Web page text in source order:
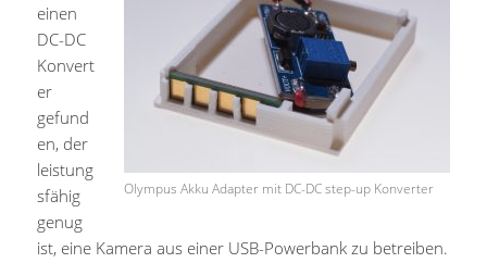
Olympus Akku Adapter mit DC-DC step-up Konverter
einen
DC-DC
Konvert
er
gefund
en, der
leistung
sfähig
genug
ist, eine Kamera aus einer USB-Powerbank zu betreiben.